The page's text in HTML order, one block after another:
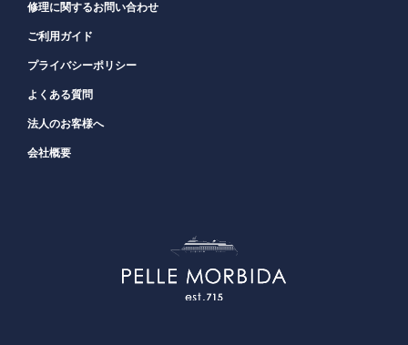
修理に関するお問い合わせ
ご利用ガイド
プライバシーポリシー
よくある質問
法人のお客様へ
会社概要